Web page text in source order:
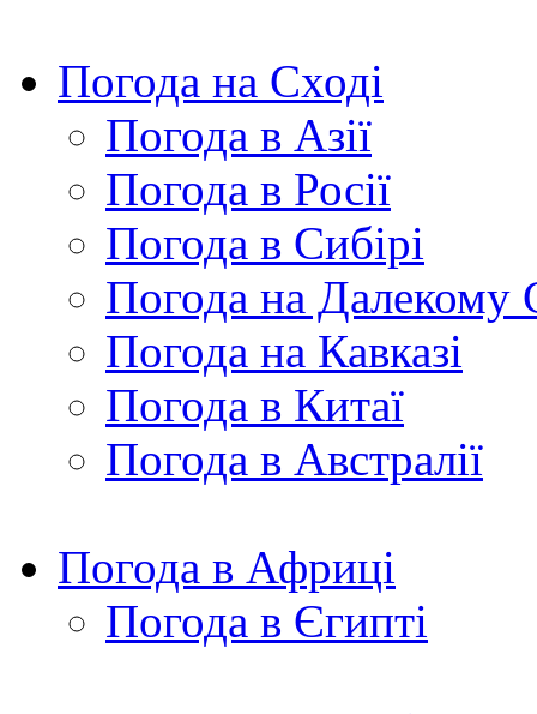
Погода на Сході
Погода в Азії
Погода в Росії
Погода в Сибірі
Погода на Далекому
Погода на Кавказі
Погода в Китаї
Погода в Австралії
Погода в Африці
Погода в Єгипті